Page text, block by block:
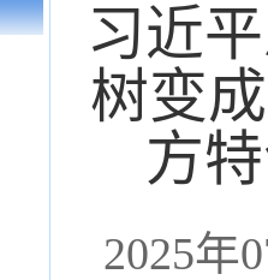
习近
树变
方
2025年